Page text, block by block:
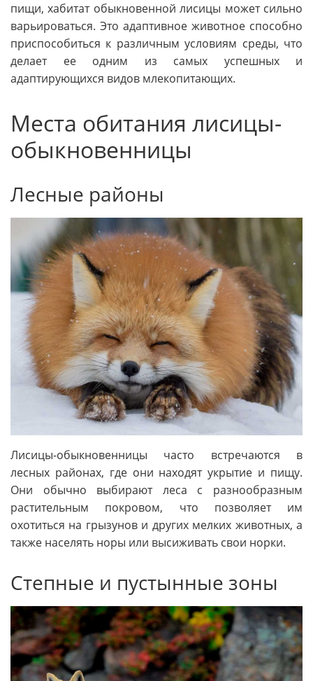
пищи, хабитат обыкновенной лисицы может сильно
варьироваться. Это адаптивное животное способно
приспособиться к различным условиям среды, что
делает ее одним из самых успешных и
адаптирующихся видов млекопитающих.
Места обитания лисицы-
обыкновенницы
Лесные районы
Лисицы-обыкновенницы часто встречаются в
лесных районах, где они находят укрытие и пищу.
Они обычно выбирают леса с разнообразным
растительным покровом, что позволяет им
охотиться на грызунов и других мелких животных, а
также населять норы или высиживать свои норки.
Степные и пустынные зоны